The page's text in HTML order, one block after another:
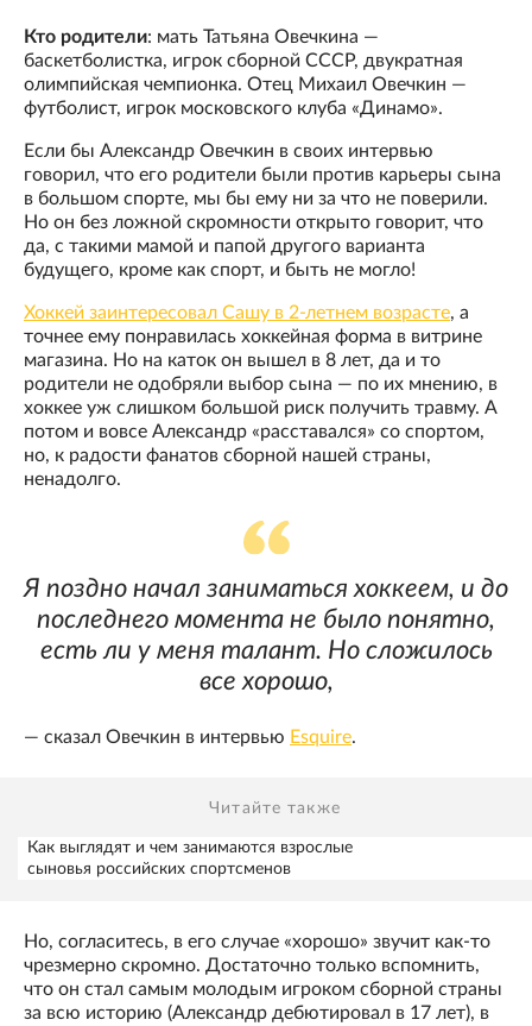
Кто родители: мать Татьяна Овечкина —
баскетболистка, игрок сборной СССР, двукратная
олимпийская чемпионка. Отец Михаил Овечкин —
футболист, игрок московского клуба «Динамо».
Если бы Александр Овечкин в своих интервью
говорил, что его родители были против карьеры сына
в большом спорте, мы бы ему ни за что не поверили.
Но он без ложной скромности открыто говорит, что
да, с такими мамой и папой другого варианта
будущего, кроме как спорт, и быть не могло!
Хоккей заинтересовал Сашу в 2-летнем возрасте, а
точнее ему понравилась хоккейная форма в витрине
магазина. Но на каток он вышел в 8 лет, да и то
родители не одобряли выбор сына — по их мнению, в
хоккее уж слишком большой риск получить травму. А
потом и вовсе Александр «расставался» со спортом,
но, к радости фанатов сборной нашей страны,
ненадолго.
Я поздно начал заниматься хоккеем, и до
последнего момента не было понятно,
есть ли у меня талант. Но сложилось
все хорошо,
— сказал Овечкин в интервью Esquire.
Читайте также
Как выглядят и чем занимаются взрослые
сыновья российских спортсменов
Но, согласитесь, в его случае «хорошо» звучит как-то
чрезмерно скромно. Достаточно только вспомнить,
что он стал самым молодым игроком сборной страны
за всю историю (Александр дебютировал в 17 лет), в